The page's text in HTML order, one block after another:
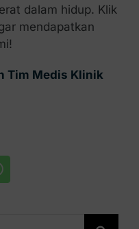
dalam hidup. Klik
mendapatkan
Tim Medis Klinik